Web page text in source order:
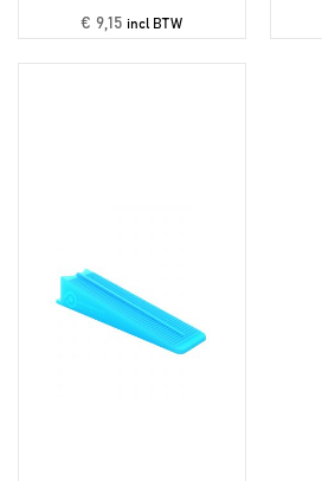
€ 9,15 incl BTW
kan
gekozen